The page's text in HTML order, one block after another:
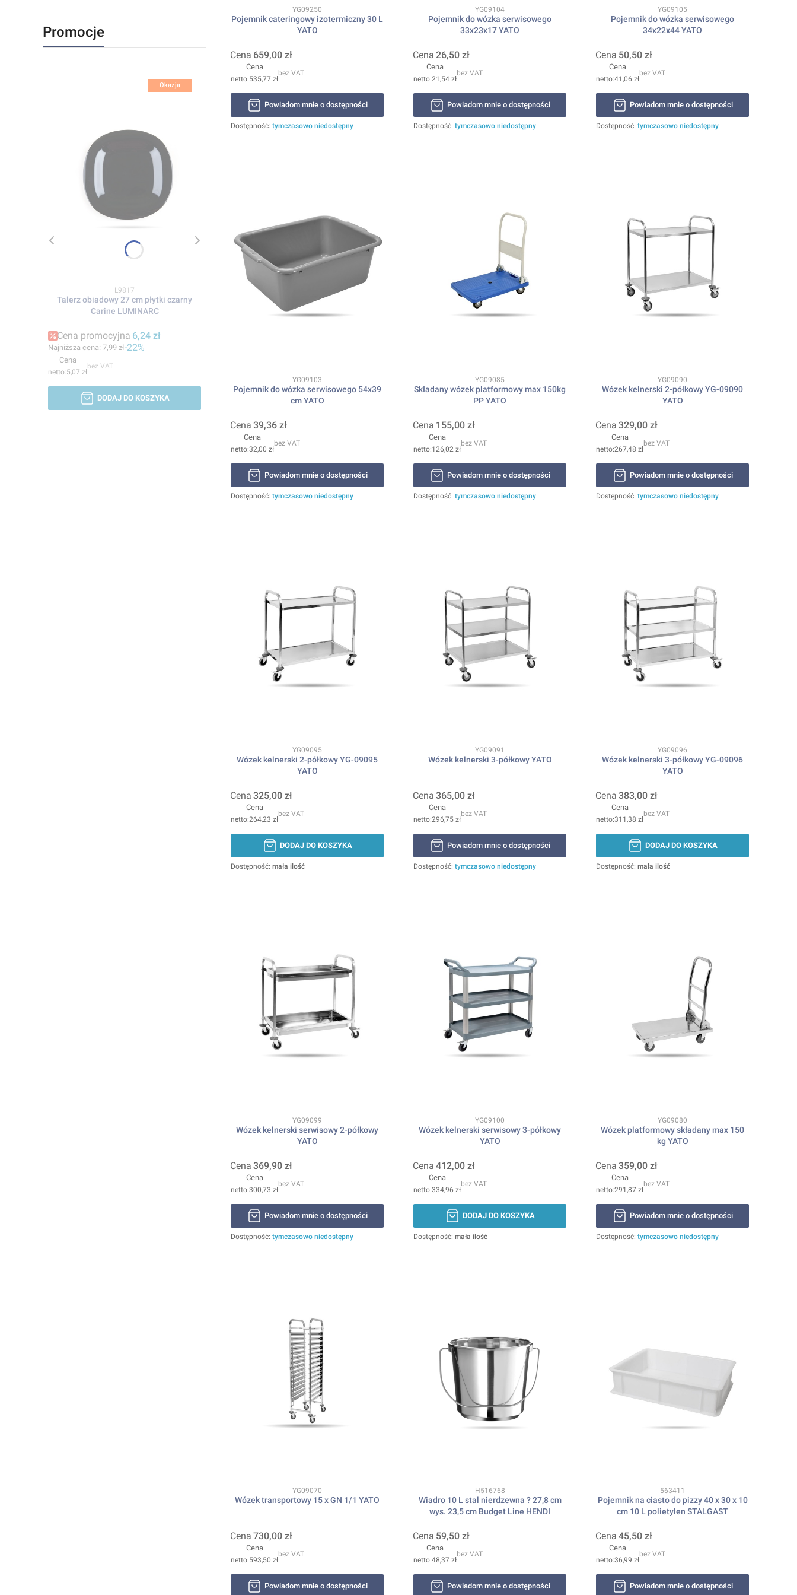
Promocje
Okazja
Kod produktu
L9817
Talerz obiadowy 27 cm płytki czarny
Carine LUMINARC
Cena promocyjna 6,24 zł
Najniższa cena: 7,99 zł-22%
Cena
5,07 zł
bez VAT
DODAJ DO KOSZYKA
Kod produktu
YG09250
Pojemnik cateringowy izotermiczny 30 L
YATO
Cena 659,00 zł
Cena
535,77 zł
bez VAT
Powiadom mnie o dostępności
Dostępność: tymczasowo niedostępny
Kod produktu
YG09104
Pojemnik do wózka serwisowego
33x23x17 YATO
Cena 26,50 zł
Cena
21,54 zł
bez VAT
Powiadom mnie o dostępności
Dostępność: tymczasowo niedostępny
Kod produktu
YG09105
Pojemnik do wózka serwisowego
34x22x44 YATO
Cena 50,50 zł
Cena
41,06 zł
bez VAT
Powiadom mnie o dostępności
Dostępność: tymczasowo niedostępny
Kod produktu
YG09103
Pojemnik do wózka serwisowego 54x39
cm YATO
Cena 39,36 zł
Cena
32,00 zł
bez VAT
Powiadom mnie o dostępności
Dostępność: tymczasowo niedostępny
Kod produktu
YG09085
Składany wózek platformowy max 150kg
PP YATO
Cena 155,00 zł
Cena
126,02 zł
bez VAT
Powiadom mnie o dostępności
Dostępność: tymczasowo niedostępny
Kod produktu
YG09090
Wózek kelnerski 2-półkowy YG-09090
YATO
Cena 329,00 zł
Cena
267,48 zł
bez VAT
Powiadom mnie o dostępności
Dostępność: tymczasowo niedostępny
Kod produktu
YG09095
Wózek kelnerski 2-półkowy YG-09095
YATO
Cena 325,00 zł
Cena
264,23 zł
bez VAT
DODAJ DO KOSZYKA
Dostępność: mała ilość
Kod produktu
YG09091
Wózek kelnerski 3-półkowy YATO
Cena 365,00 zł
Cena
296,75 zł
bez VAT
Powiadom mnie o dostępności
Dostępność: tymczasowo niedostępny
Kod produktu
YG09096
Wózek kelnerski 3-półkowy YG-09096
YATO
Cena 383,00 zł
Cena
311,38 zł
bez VAT
DODAJ DO KOSZYKA
Dostępność: mała ilość
Kod produktu
YG09099
Wózek kelnerski serwisowy 2-półkowy
YATO
Cena 369,90 zł
Cena
300,73 zł
bez VAT
Powiadom mnie o dostępności
Dostępność: tymczasowo niedostępny
Kod produktu
YG09100
Wózek kelnerski serwisowy 3-półkowy
YATO
Cena 412,00 zł
Cena
334,96 zł
bez VAT
DODAJ DO KOSZYKA
Dostępność: mała ilość
Kod produktu
YG09080
Wózek platformowy składany max 150
kg YATO
Cena 359,00 zł
Cena
291,87 zł
bez VAT
Powiadom mnie o dostępności
Dostępność: tymczasowo niedostępny
Kod produktu
YG09070
Wózek transportowy 15 x GN 1/1 YATO
Cena 730,00 zł
Cena
593,50 zł
bez VAT
Powiadom mnie o dostępności
Kod produktu
H516768
Wiadro 10 L stal nierdzewna ? 27,8 cm
wys. 23,5 cm Budget Line HENDI
Cena 59,50 zł
Cena
48,37 zł
bez VAT
Powiadom mnie o dostępności
Kod produktu
563411
Pojemnik na ciasto do pizzy 40 x 30 x 10
cm 10 L polietylen STALGAST
Cena 45,50 zł
Cena
36,99 zł
bez VAT
Powiadom mnie o dostępności